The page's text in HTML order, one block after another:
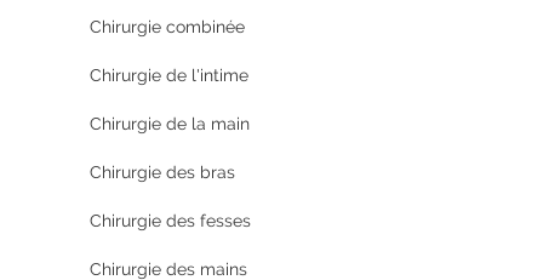
Chirurgie combinée
Chirurgie de l'intime
Chirurgie de la main
Chirurgie des bras
Chirurgie des fesses
Chirurgie des mains